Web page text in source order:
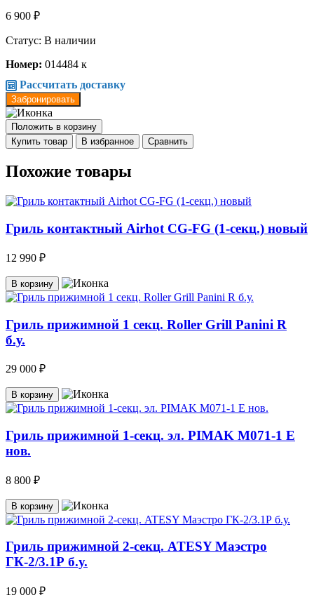
6 900 ₽
Статус: В наличии
Номер: 014484 к
Рассчитать доставку
Забронировать
Положить в корзину
Купить товар
В избранное Сравнить
Похожие товары
Гриль контактный Airhot CG-FG (1-секц.) новый
12 990 ₽
В корзину
Гриль прижимной 1 секц. Roller Grill Panini R
б.у.
29 000 ₽
В корзину
Гриль прижимной 1-секц. эл. PIMAK М071-1 Е
нов.
8 800 ₽
В корзину
Гриль прижимной 2-секц. ATESY Маэстро
ГК-2/3.1Р б.у.
19 000 ₽